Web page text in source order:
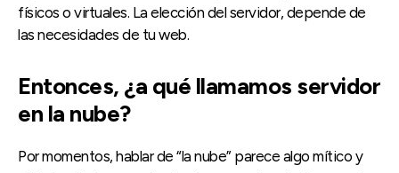
físicos o virtuales. La elección del servidor, depende de
las necesidades de tu web.
Entonces, ¿a qué llamamos servidor
en la nube?
Por momentos, hablar de “la nube” parece algo mítico y